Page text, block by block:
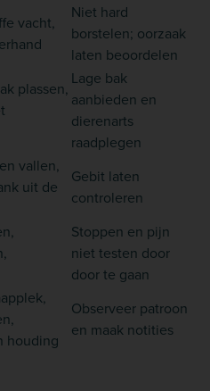
vacht,
Niet hard
borstelen; oorzaak
laten beoordelen
plassen,
Lage bak
aanbieden en
dierenarts
raadplegen
vallen,
uit de
Gebit laten
controleren
Stoppen en pijn
niet testen door
door te gaan
houding
Observeer patroon
en maak notities